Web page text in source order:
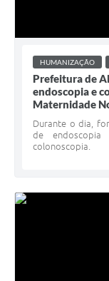
HUMANIZAÇÃO
Prefeitura de
endoscopia e
Maternidade
Durante o dia,
de
colonoscopia.